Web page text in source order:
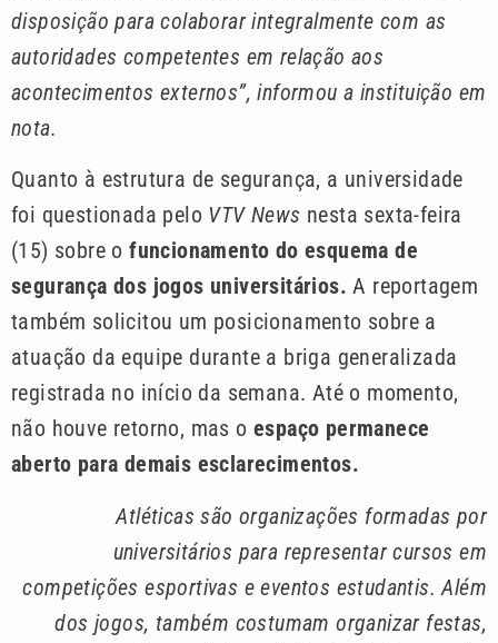
disposição para colaborar integralmente com as
autoridades competentes em relação aos
acontecimentos externos”, informou a instituição em
nota.
Quanto à estrutura de segurança, a universidade
foi questionada pelo VTV News nesta sexta-feira
(15) sobre ofuncionamento do esquema de
segurança dos jogos universitários.A reportagem
também solicitou um posicionamento sobre a
atuação da equipe durante a briga generalizada
registrada no início da semana. Até o momento,
não houve retorno, mas o espaço permanece
aberto para demais esclarecimentos.
Atléticas são organizações formadas por
universitários para representar cursos em
competições esportivas e eventos estudantis. Além
dos jogos, também costumam organizar festas,